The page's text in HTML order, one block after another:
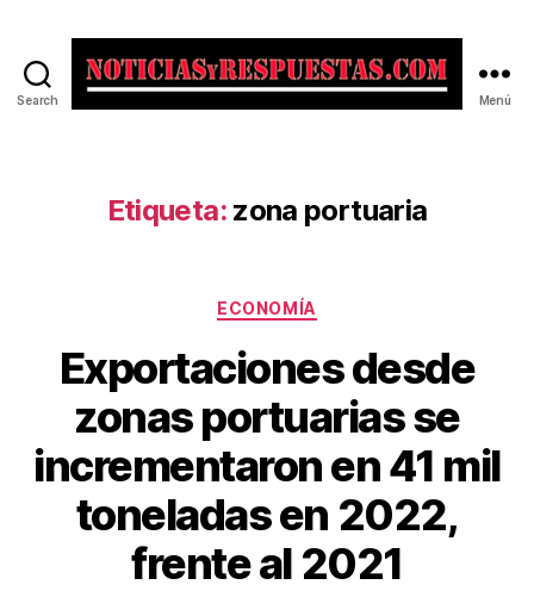
Search Menú
Etiqueta: zona portuaria
Categorías
ECONOMÍA
Exportaciones desde
zonas portuarias se
incrementaron en 41 mil
toneladas en 2022,
frente al 2021